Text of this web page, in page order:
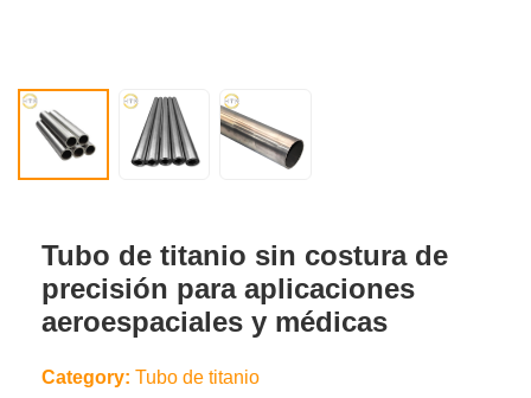
Tubo de titanio sin costura de
precisión para aplicaciones
aeroespaciales y médicas
Category: Tubo de titanio